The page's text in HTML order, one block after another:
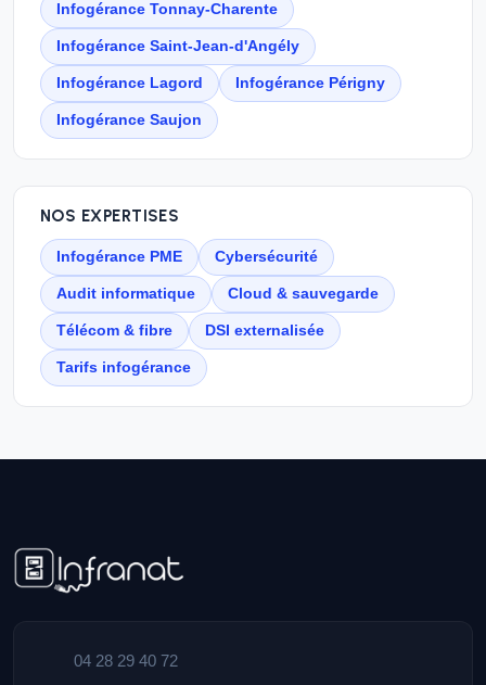
Infogérance Tonnay-Charente
Infogérance Saint-Jean-d'Angély
Infogérance Lagord Infogérance Périgny
Infogérance Saujon
NOS EXPERTISES
Infogérance PME Cybersécurité
Audit informatique Cloud & sauvegarde
Télécom & fibre DSI externalisée
Tarifs infogérance
04 28 29 40 72